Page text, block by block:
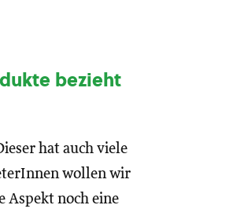
bezieht
hat auch viele
wollen wir
Aspekt noch eine